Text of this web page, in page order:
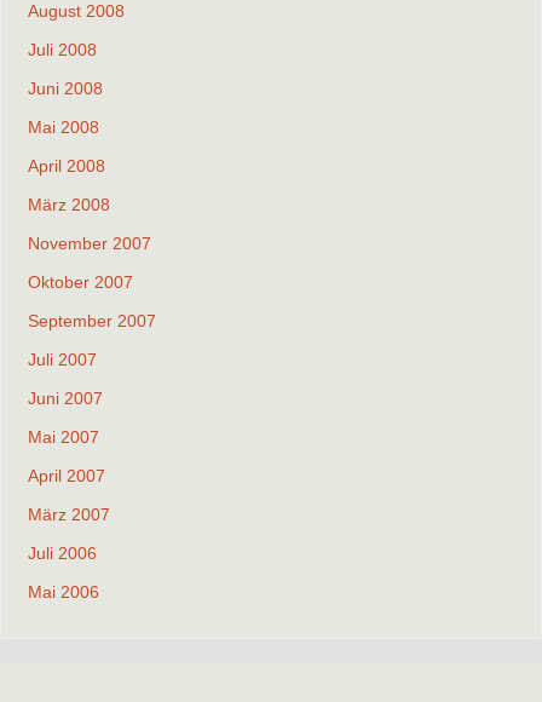
August 2008
Juli 2008
Juni 2008
Mai 2008
April 2008
März 2008
November 2007
Oktober 2007
September 2007
Juli 2007
Juni 2007
Mai 2007
April 2007
März 2007
Juli 2006
Mai 2006